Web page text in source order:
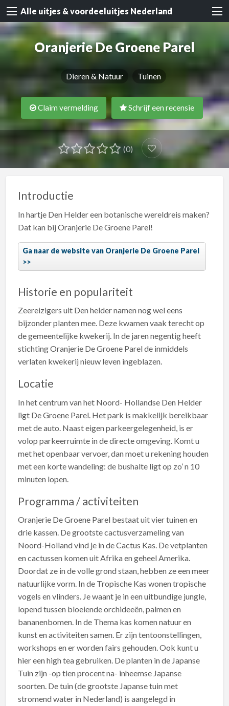
Alle uitjes & voordeeluitjes Nederland
Oranjerie De Groene Parel
Dieren & Natuur Tuinen
Claim vermelding Schrijf een recensie
(0)
Introductie
In hartje Den Helder een botanische wereldreis maken?
Dat kan bij Oranjerie De Groene Parel!
Ga naar de website van Oranjerie De Groene Parel
Historie en populariteit
Zeereizigers uit Den helder namen nog wel eens
bijzonder planten mee. Deze kwamen vaak terecht op
de gemeentelijke kwekerij. In de jaren negentig heeft
stichting Oranjerie De Groene Parel de inmiddels
verlaten kwekerij nieuw leven ingeblazen.
Locatie
In het centrum van het Noord- Hollandse Den Helder
ligt De Groene Parel. Het park is makkelijk bereikbaar
met de auto. Naast eigen parkeergelegenheid, is er
volop parkeerruimte in de directe omgeving. Komt u
met het openbaar vervoer, dan moet u rekening houden
met een korte wandeling: de bushalte ligt op zo’ n 10
minuten lopen.
Programma / activiteiten
Oranjerie De Groene Parel bestaat uit vier tuinen en
drie kassen. De grootste cactusverzameling van
Noord-Holland vind je in de Cactus Kas. De vetplanten
en cactussen komen uit Afrika en geheel Amerika.
Doordat ze in de volle grond staan, hebben ze een meer
natuurlijke vorm. In de Tropische Kas wonen tropische
vogels en vlinders. Je waant je in een uitbundige jungle,
lopend tussen bloeiende orchideeën, palmen en
bananenbomen. In de Thema kas komen natuur en
kunst en activiteiten samen. Er zijn tentoonstellingen,
workshops en er worden fairs gehouden. Ook kunt u
hier een high tea gebruiken. De planten in de Japanse
Tuin zijn -op tien procent na- inheemse Japanse
soorten. De tuin (de grootste Japanse tuin met
stromend water in Nederland) is aangelegd in